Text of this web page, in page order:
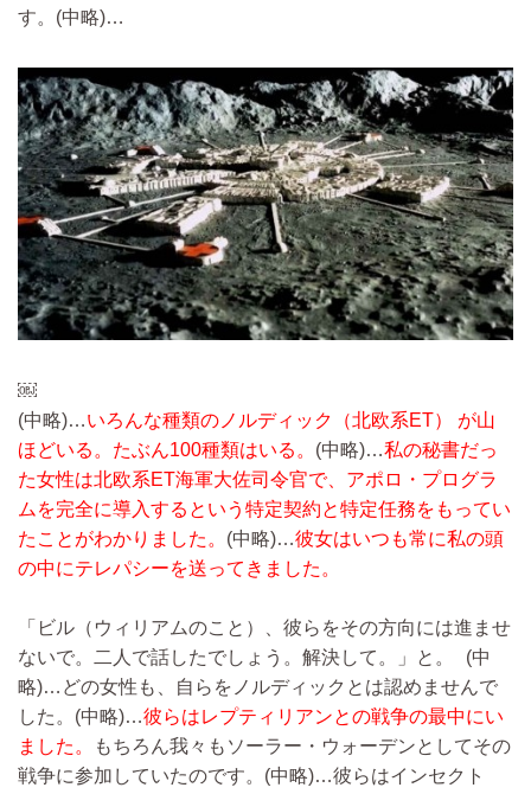
す。 (中略)…
￼
(中略)…いろんな種類のノルディック（北欧系ET） が山
ほどいる。たぶん100種類はいる。 (中略)…私の秘書だっ
た女性は北欧系ET海軍大佐司令官で、アポロ・プログラ
ムを完全に導入するという特定契約と特定任務をもってい
たことがわかりました。 (中略)…彼女はいつも常に私の頭
の中にテレパシーを送ってきました。
「ビル（ウィリアムのこと）、彼らをその方向には進ませ
ないで。二人で話したでしょう。解決して。」と。 (中
略)… どの女性も、自らをノルディックとは認めませんで
した。 (中略)…彼らはレプティリアンとの戦争の最中にい
ました。
もちろん我々もソーラー・ウォーデンとしてその
戦争に参加していたのです。 (中略)…彼らはインセクト